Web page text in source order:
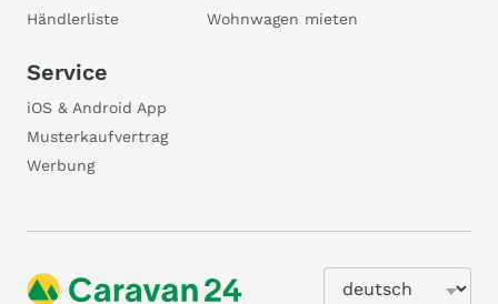
Händlerliste
Wohnwagen mieten
Service
iOS & Android App
Musterkaufvertrag
Werbung